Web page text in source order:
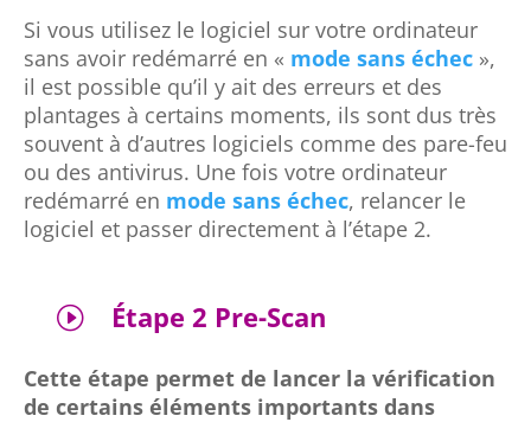
Si vous utilisez le logiciel sur votre ordinateur
sans avoir redémarré en « mode sans échec »,
il est possible qu’il y ait des erreurs et des
plantages à certains moments, ils sont dus très
souvent à d’autres logiciels comme des pare-feu
ou des antivirus. Une fois votre ordinateur
redémarré en mode sans échec, relancer le
logiciel et passer directement à l’étape 2.
I Étape 2 Pre-Scan
Cette étape permet de lancer la vérification
de certains éléments importants dans